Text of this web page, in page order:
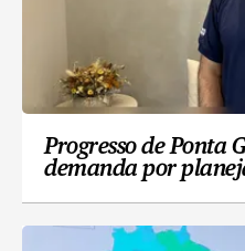
Progresso de Ponta
demanda por